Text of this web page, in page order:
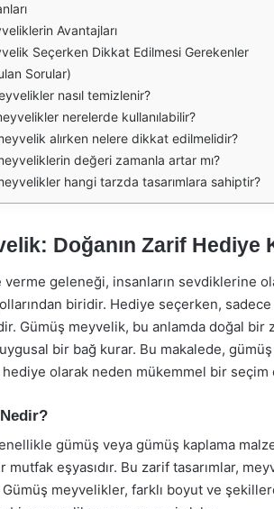
Avantajları
Seçerken Dikkat Edilmesi Gerekenler
Sorular)
nasıl temizlenir?
nerelerde kullanılabilir?
alırken nelere dikkat edilmelidir?
değeri zamanla artar mı?
hangi tarzda tasarımlara sahiptir?
Doğanın Zarif Hediye
geleneği, insanların sevdiklerine
biridir. Hediye seçerken,
Gümüş meyvelik, bu anlamda doğal bir
bir bağ kurar. Bu makalede,
hediye olarak neden mükemmel bir
gümüş veya gümüş kaplama
mutfak eşyasıdır. Bu zarif tasarımlar,
Gümüş meyvelikler, farklı boyut ve